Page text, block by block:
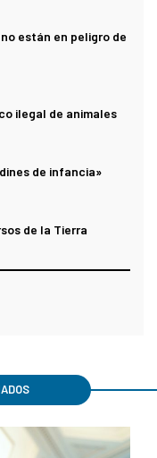
están en peligro de
ilegal de animales
de infancia»
de la Tierra